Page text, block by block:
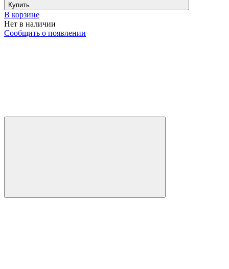
Купить
В корзине
Нет в наличии
Сообщить о появлении